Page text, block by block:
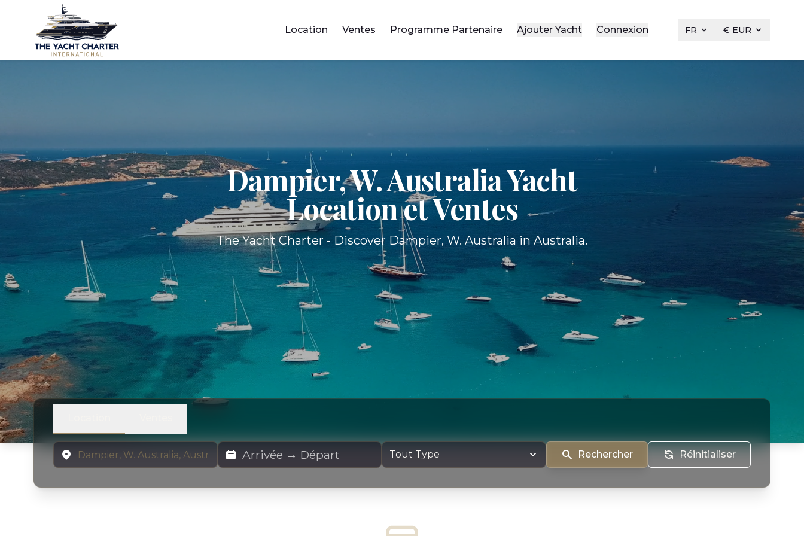
Location Ventes Programme Partenaire Ajouter Yacht Connexion FR € EUR
Dampier, W. Australia Yacht
Location et Ventes
The Yacht Charter - Discover Dampier, W. Australia in Australia.
Emplacement Dates de location Type de yacht
Rechercher Réinitialiser